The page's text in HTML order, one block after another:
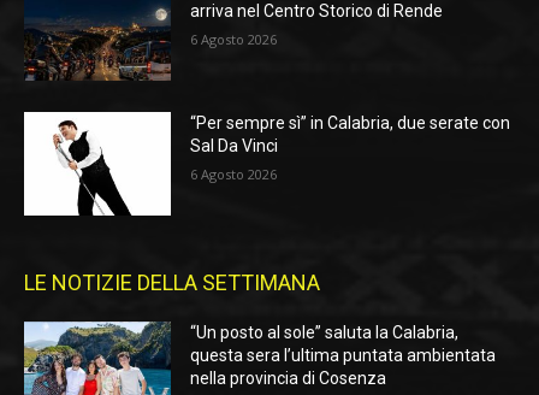
arriva nel Centro Storico di Rende
6 Agosto 2026
“Per sempre sì” in Calabria, due serate con
Sal Da Vinci
6 Agosto 2026
LE NOTIZIE DELLA SETTIMANA
“Un posto al sole” saluta la Calabria,
questa sera l’ultima puntata ambientata
nella provincia di Cosenza